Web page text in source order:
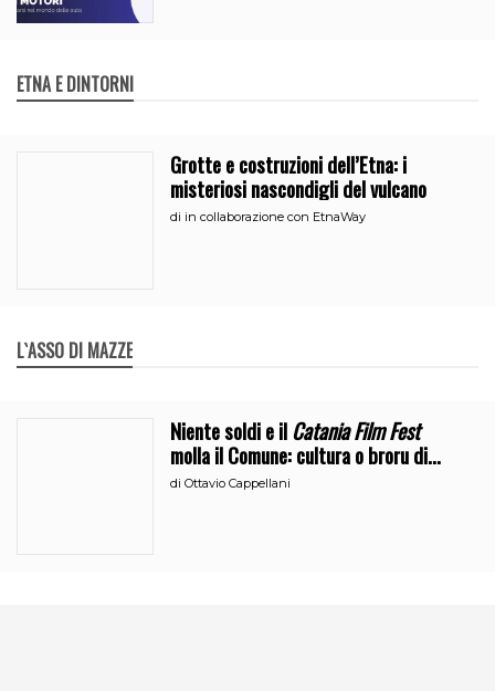
ETNA E DINTORNI
Grotte e costruzioni dell’Etna: i
misteriosi nascondigli del vulcano
di in collaborazione con EtnaWay
L`ASSO DI MAZZE
Niente soldi e ilCatania Film Fest
molla il Comune: cultura o broru di
ciciri?
diOttavio Cappellani